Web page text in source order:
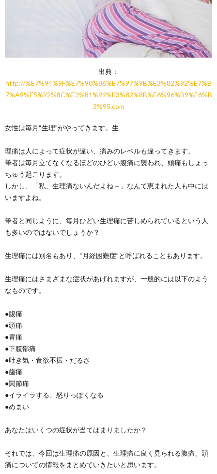
出典：
http://%E7%94%9F%E7%90%86%E7%97%9B%E3%82%92%E7%B
7%A9%E5%92%8C%E3%81%99%E3%82%8B%E6%96%B9%E6%B
3%95.com
女性は毎月“生理”がやってきます。生
理痛は人によって症状が違い、痛みのレベルも違ってきます。
筆者は毎月立てなくなるほどのひどい腹痛に襲われ、頭痛もしょっ
ちゅう起こります。
しかし、「私、生理痛ないんだよね～」なんて恵まれた人も中には
いますよね。
筆者と同じように、毎月ひどい生理痛に苦しめられているという人
も多いのではないでしょうか？
生理痛には別名もあり、“月経困難症”と呼ばれることもあります。
生理痛にはさまざまな症状があげれますが、一般的には以下のよう
なものです。
●腹痛
●頭痛
●胃痛
●下腹部痛
●吐き気・食欲不振・だるさ
●歯痛
●関節痛
●イライラする、怒りっぽくなる
●めまい
あなたはいくつの症状が当てはまりましたか？
それでは、今回は生理痛の原因と、生理痛に良く見られる腹痛、頭
痛についての情報をまとめていきたいと思います。